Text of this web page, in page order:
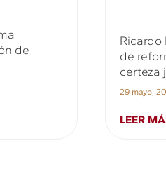
de
de
certeza
29 mayo,
LEER